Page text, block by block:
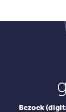
Bezoek